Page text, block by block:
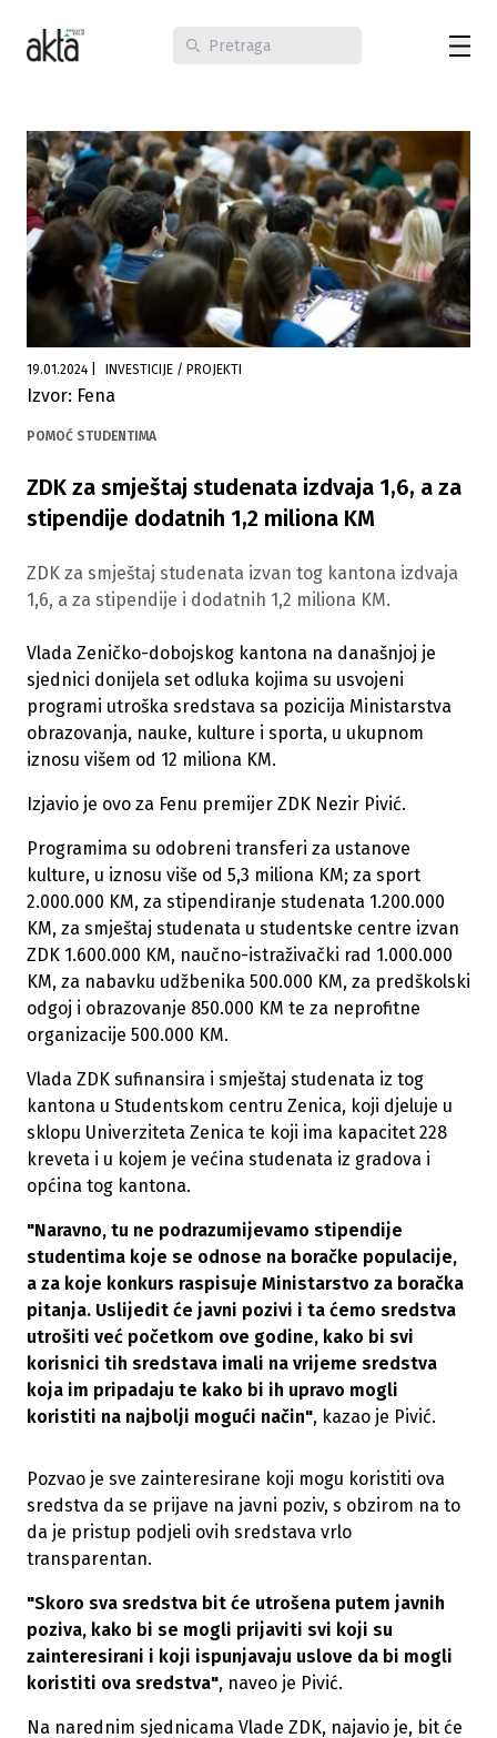
19.01.2024 INVESTICIJE / PROJEKTI
Izvor: Fena
POMOĆ STUDENTIMA
ZDK za smještaj studenata izdvaja 1,6, a za
stipendije dodatnih 1,2 miliona KM
ZDK za smještaj studenata izvan tog kantona izdvaja
1,6, a za stipendije i dodatnih 1,2 miliona KM.
Vlada Zeničko-dobojskog kantona na današnjoj je
sjednici donijela set odluka kojima su usvojeni
programi utroška sredstava sa pozicija Ministarstva
obrazovanja, nauke, kulture i sporta, u ukupnom
iznosu višem od 12 miliona KM.
Izjavio je ovo za Fenu premijer ZDK Nezir Pivić.
Programima su odobreni transferi za ustanove
kulture, u iznosu više od 5,3 miliona KM; za sport
2.000.000 KM, za stipendiranje studenata 1.200.000
KM, za smještaj studenata u studentske centre izvan
ZDK 1.600.000 KM, naučno-istraživački rad 1.000.000
KM, za nabavku udžbenika 500.000 KM, za predškolski
odgoj i obrazovanje 850.000 KM te za neprofitne
organizacije 500.000 KM.
Vlada ZDK sufinansira i smještaj studenata iz tog
kantona u Studentskom centru Zenica, koji djeluje u
sklopu Univerziteta Zenica te koji ima kapacitet 228
kreveta i u kojem je većina studenata iz gradova i
općina tog kantona.
"Naravno, tu ne podrazumijevamo stipendije
studentima koje se odnose na boračke populacije,
a za koje konkurs raspisuje Ministarstvo za boračka
pitanja. Uslijedit će javni pozivi i ta ćemo sredstva
utrošiti već početkom ove godine, kako bi svi
korisnici tih sredstava imali na vrijeme sredstva
koja im pripadaju te kako bi ih upravo mogli
koristiti na najbolji mogući način", kazao je Pivić.
Pozvao je sve zainteresirane koji mogu koristiti ova
sredstva da se prijave na javni poziv, s obzirom na to
da je pristup podjeli ovih sredstava vrlo
transparentan.
"Skoro sva sredstva bit će utrošena putem javnih
poziva, kako bi se mogli prijaviti svi koji su
zainteresirani i koji ispunjavaju uslove da bi mogli
koristiti ova sredstva", naveo je Pivić.
Na narednim sjednicama Vlade ZDK, najavio je, bit će